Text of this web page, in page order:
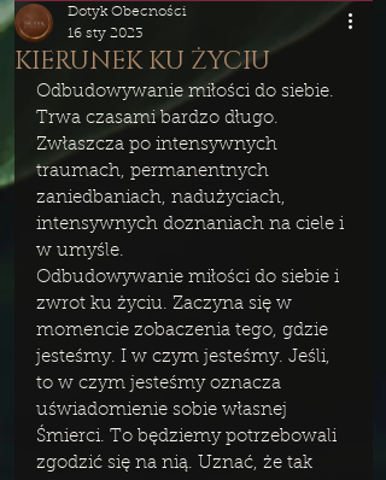
KIERUNEK KU ŻYCIU
Dotyk Obecności
16 sty 2023
Odbudowywanie miłości do siebie.
Trwa czasami bardzo długo.
Zwłaszcza po intensywnych
traumach, permanentnych
zaniedbaniach, nadużyciach,
intensywnych doznaniach na ciele i
w umyśle.
Odbudowywanie miłości do siebie i
zwrot ku życiu. Zaczyna się w
momencie zobaczenia tego, gdzie
jesteśmy. I w czym jesteśmy. Jeśli,
to w czym jesteśmy oznacza
uświadomienie sobie własnej
Śmierci. To będziemy potrzebowali
zgodzić się na nią. Uznać, że tak